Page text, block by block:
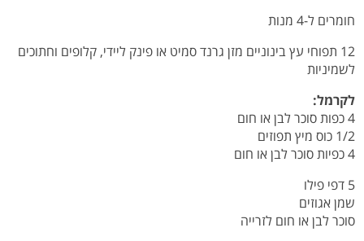
חומרים ל-4 מנות
12 תפוחי עץ בינוניים מזן גרנד סמיט או פינק ליידי, קלופים וחתוכים
לשמיניות
לקרמל:
4 כפות סוכר לבן או חום
1/2 כוס מיץ תפוזים
4 כפיות סוכר לבן או חום
5 דפי פילו
שמן אגוזים
סוכר לבן או חום לזרייה